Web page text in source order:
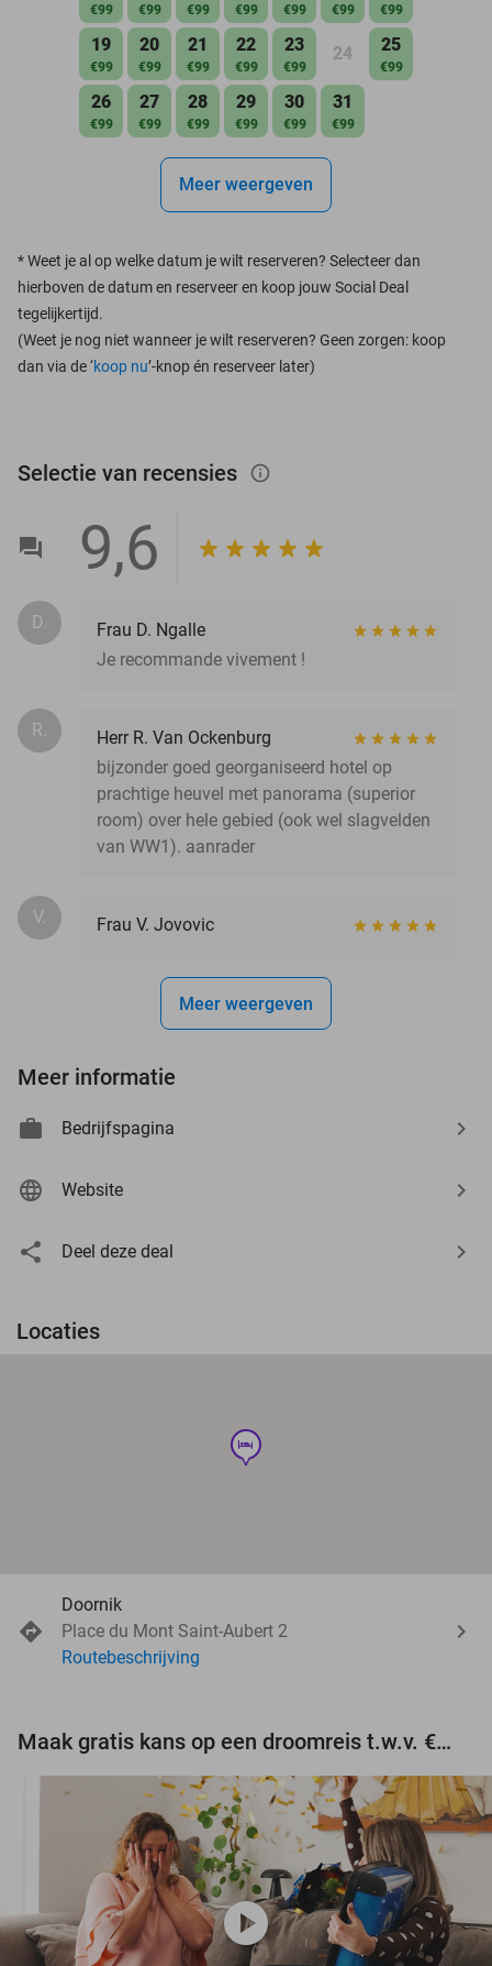
€99 €99 €99 €99 €99 €99 €99
19
€99
20
€99
21
€99
22
€99
23
€99
24 25
€99
26
€99
27
€99
28
€99
29
€99
30
€99
31
€99
Meer weergeven
*Weet je al op welke datum je wilt reserveren? Selecteer dan
hierboven de datum en reserveer en koop jouw Social Deal
tegelijkertijd.
(Weet je nog niet wanneer je wilt reserveren? Geen zorgen: koop
dan via de ‘koop nu’-knop én reserveer later)
Selectie van recensies info_outlined
9,6
D.
Frau D. Ngalle
Je recommande vivement !
R.
Herr R. Van Ockenburg
bijzonder goed georganiseerd hotel op
prachtige heuvel met panorama (superior
room) over hele gebied (ook wel slagvelden
van WW1). aanrader
V. Frau V. Jovovic
Meer weergeven
Meer informatie
Bedrijfspagina
Website
Deel deze deal
Locaties
hotel
Doornik
Place du Mont Saint-Aubert 2
Routebeschrijving
Maak gratis kans op een droomreis t.w.v. €3.000!
play_circle